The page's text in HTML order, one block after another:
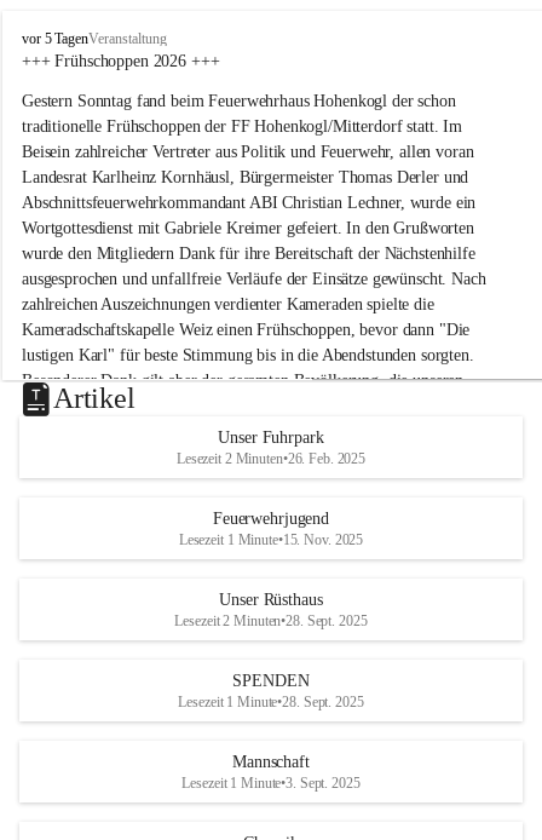
F
F
o
h
e
n
k
o
g
l
-
M
i
t
t
e
r
r
vor 5 TagenVeranstaltung
+++ Frühschoppen 2026 +++
Gestern Sonntag fand beim Feuerwehrhaus Hohenkogl der schon
traditionelle Frühschoppen der FF Hohenkogl/Mitterdorf statt. Im
Beisein zahlreicher Vertreter aus Politik und Feuerwehr, allen voran
Landesrat Karlheinz Kornhäusl, Bürgermeister Thomas Derler und
Abschnittsfeuerwehrkommandant ABI Christian Lechner, wurde ein
Wortgottesdienst mit Gabriele Kreimer gefeiert. In den Grußworten
wurde den Mitgliedern Dank für ihre Bereitschaft der Nächstenhilfe
ausgesprochen und unfallfreie Verläufe der Einsätze gewünscht. Nach
zahlreichen Auszeichnungen verdienter Kameraden spielte die
Kameradschaftskapelle Weiz einen Frühschoppen, bevor dann "Die
lustigen Karl" für beste Stimmung bis in die Abendstunden sorgten.
Besonderer Dank gilt aber der gesamten Bevölkerung, die unseren
Frühschoppen trotz hochsommerlichen Temperaturen besuchte. Der
Reinerlös des Festes kommt natürlich wieder der Verbesserung der
Ausrüstung und somit der Einsatzbereitschaft der FF
Hohenkogl/Mitterdorf zugute!
HERZLICHEN DANK FÜR IHREN BESUCH!
Artikel
Unser Fuhrpark
Lesezeit 2 Minuten•26. Feb. 2025
Feuerwehrjugend
Lesezeit 1 Minute•15. Nov. 2025
Unser Rüsthaus
Lesezeit 2 Minuten•28. Sept. 2025
SPENDEN
Lesezeit 1 Minute•28. Sept. 2025
Mannschaft
Lesezeit 1 Minute•3. Sept. 2025